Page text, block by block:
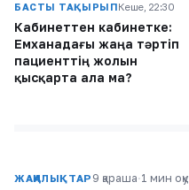
БАСТЫ ТАҚЫРЫПКеше, 22:30
Кабинеттен кабинетке:
Емханадағы жаңа тәртіп
пациенттің жолын
қысқарта ала ма?
ЖАҢАЛЫҚТАР 9 қараша·1 мин оқу